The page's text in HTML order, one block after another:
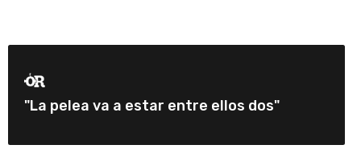
"La pelea va a estar entre ellos dos"